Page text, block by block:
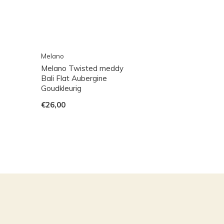
Melano
Melano Twisted meddy
Bali Flat Aubergine
Goudkleurig
€26,00